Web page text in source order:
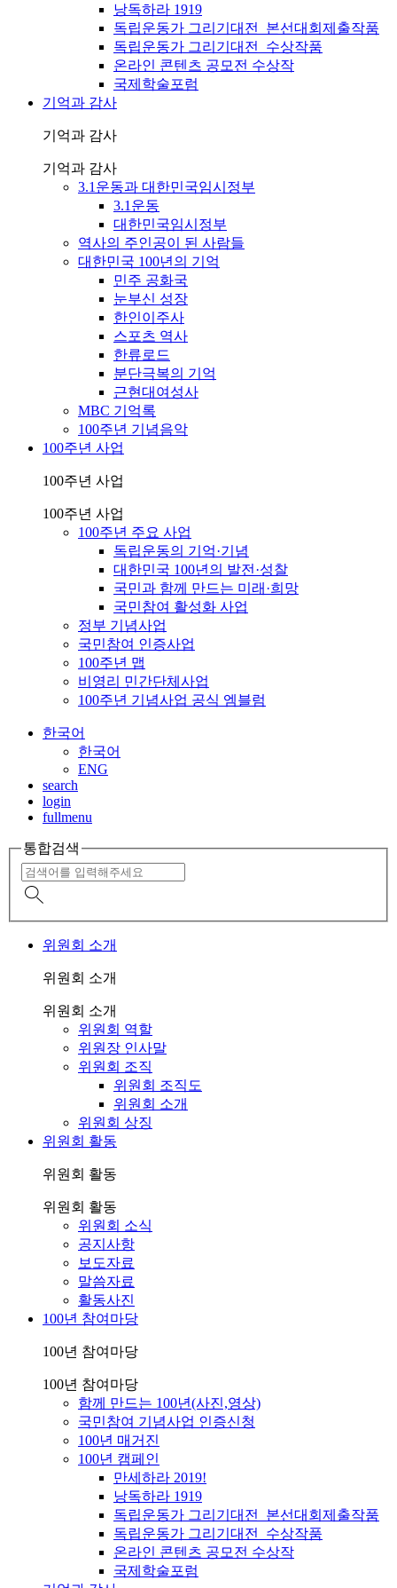
낭독하라 1919
독립운동가 그리기대전_본선대회제출작품
독립운동가 그리기대전_수상작품
온라인 콘텐츠 공모전 수상작
국제학술포럼
기억과 감사
기억과 감사
기억과 감사
3.1운동과 대한민국임시정부
3.1운동
대한민국임시정부
역사의 주인공이 된 사람들
대한민국 100년의 기억
민주 공화국
눈부신 성장
한인이주사
스포츠 역사
한류로드
분단극복의 기억
근현대여성사
MBC 기억록
100주년 기념음악
100주년 사업
100주년 사업
100주년 사업
100주년 주요 사업
독립운동의 기억·기념
대한민국 100년의 발전·성찰
국민과 함께 만드는 미래·희망
국민참여 활성화 사업
정부 기념사업
국민참여 인증사업
100주년 맵
비영리 민간단체사업
100주년 기념사업 공식 엠블럼
한국어
한국어
ENG
search
login
fullmenu
통합검색
위원회 소개
위원회 소개
위원회 소개
위원회 역할
위원장 인사말
위원회 조직
위원회 조직도
위원회 소개
위원회 상징
위원회 활동
위원회 활동
위원회 활동
위원회 소식
공지사항
보도자료
말씀자료
활동사진
100년 참여마당
100년 참여마당
100년 참여마당
함께 만드는 100년(사진,영상)
국민참여 기념사업 인증신청
100년 매거진
100년 캠페인
만세하라 2019!
낭독하라 1919
독립운동가 그리기대전_본선대회제출작품
독립운동가 그리기대전_수상작품
온라인 콘텐츠 공모전 수상작
국제학술포럼